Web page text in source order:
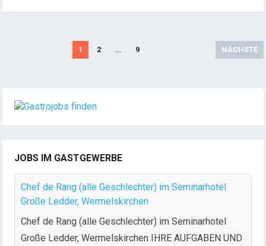
1 2 … 9 NÄCHSTE
JOBS IM GASTGEWERBE
Chef de Rang (alle Geschlechter) im Seminarhotel
Große Ledder, Wermelskirchen
Chef de Rang (alle Geschlechter) im Seminarhotel
Große Ledder, Wermelskirchen IHRE AUFGABEN UND